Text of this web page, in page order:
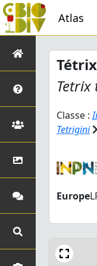
Atlas
Classe :
Tetrigini
Europe